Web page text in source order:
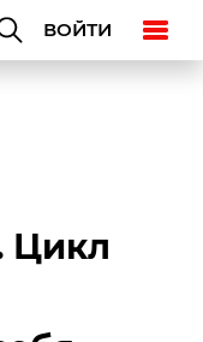
ВОЙТИ
Цикл